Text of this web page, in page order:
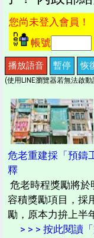
您尚未登入會員！
帳號
播放語音 暫停 恢
(使用LINE瀏覽器若無法啟
危老重建採「預鑄
釋
危老時程獎勵將
容積獎勵項目，採
勵，原本力拚上半
> > > 按此閱讀